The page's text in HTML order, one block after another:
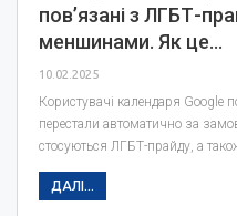
пов’язані з ЛГБТ-
меншинами. Як це…
10.02.2025
Користувачі календаря Google
перестали автоматично за
стосуються ЛГБТ-прайду, а
ДАЛІ...